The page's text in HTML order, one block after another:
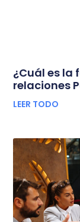
¿Cuál es la
relaciones
LEER TODO